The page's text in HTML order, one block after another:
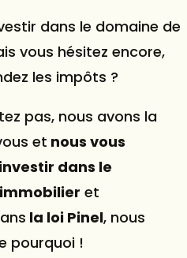
dans le domaine de
vous hésitez encore,
les impôts ?
pas, nous avons la
et nous vous
dans le
et
la loi Pinel, nous
pourquoi !